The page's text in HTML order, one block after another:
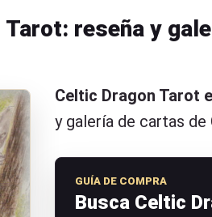
Tarot: reseña y
Celtic Dragon Tarot
y galería de cartas
GUÍA DE COMPRA
Busca Celtic